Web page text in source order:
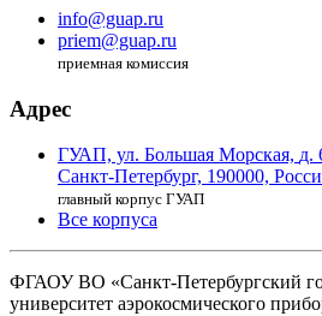
info@guap.ru
priem@guap.ru
приемная комиссия
Адрес
ГУАП, ул. Большая Морская, д.
Санкт-Петербург, 190000,
главный корпус ГУАП
Все корпуса
ФГАОУ ВО «Санкт-Петербургский
университет аэрокосмического